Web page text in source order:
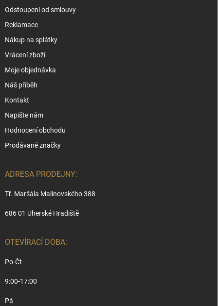
Odstoupení od smlouvy
Reklamace
Nákup na splátky
Vrácení zboží
Moje objednávka
Náš příběh
Kontakt
Napište nám
Hodnocení obchodu
Prodávané značky
ADRESA PRODEJNY:
Tř. Maršála Malinovského 388
686 01 Uherské Hradiště
OTEVÍRACÍ DOBA:
Po-Čt
9:00-17:00
Pá